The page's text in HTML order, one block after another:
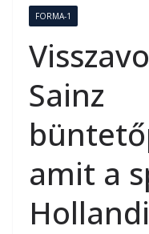
FORMA-1
Sainz
amit a